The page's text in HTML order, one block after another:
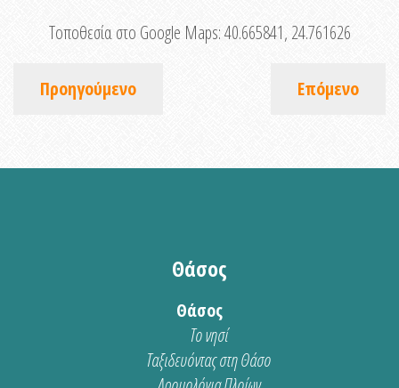
Τοποθεσία στο Google Maps:40.665841, 24.761626
Προηγούμενο Επόμενο
Θάσος
Θάσος
Το νησί
Ταξιδευόντας στη Θάσο